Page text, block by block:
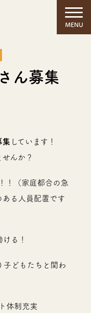
ん募集
集 しています！
んか？
！（家庭都合の急
ある人員配置です
る！
子どもたちと関わ
体制充実